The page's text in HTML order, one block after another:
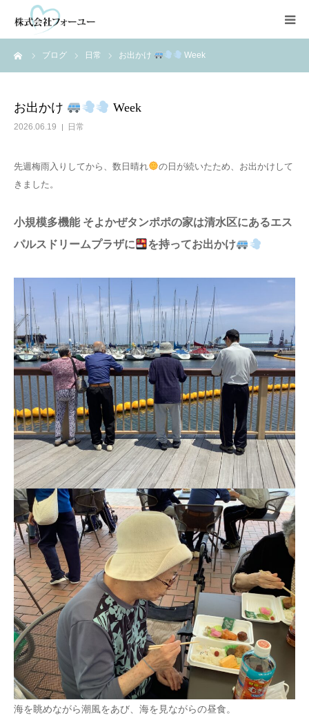
ブログ 日常 お出かけ Week
お出かけ Week
2026.06.19 日常
先週梅雨入りしてから、数日晴れ
の日が続いたため、お出かけして
きました。
小規模多機能 そよかぜタンポポの家は清水区にあるエス
パルスドリームプラザに を持ってお出かけ
海を眺めながら潮風をあび、海を見ながらの昼食。
HOME
NPO法人